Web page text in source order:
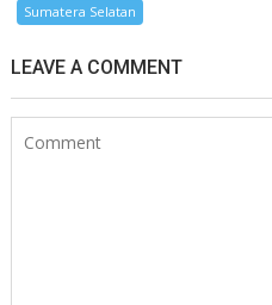
Sumatera Selatan
LEAVE A COMMENT